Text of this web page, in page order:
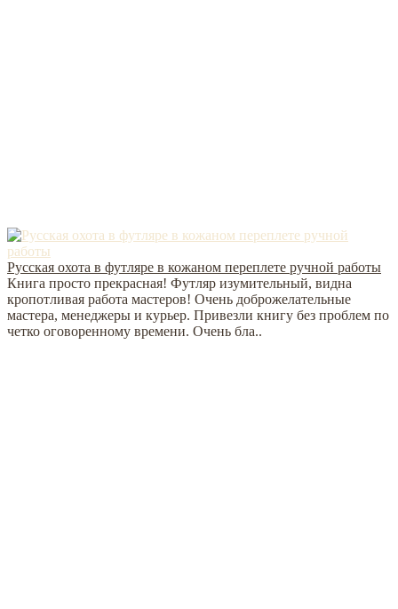
Русская охота в футляре в кожаном переплете ручной работы
Книга просто прекрасная! Футляр изумительный, видна
кропотливая работа мастеров! Очень доброжелательные
мастера, менеджеры и курьер. Привезли книгу без проблем по
четко оговоренному времени. Очень бла..